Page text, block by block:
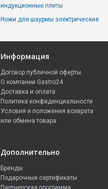
индукционные плиты
Ножи для шаурмы электрические
Информация
Договор публичной оферты
О компании Gastro24
Доставка и оплата
Политика конфиденциальности
Условия и положения возврата
или обмена товара
Дополнительно
Бренды
Подарочные сертификаты
Партнерская программа